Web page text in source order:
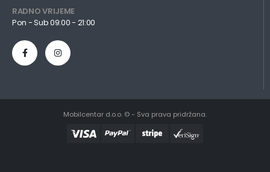
RADNO VRIJEME
Pon - Sub 09:00 - 21:00
Mobilcentar d.o.o. © - Sva prava pridržana.